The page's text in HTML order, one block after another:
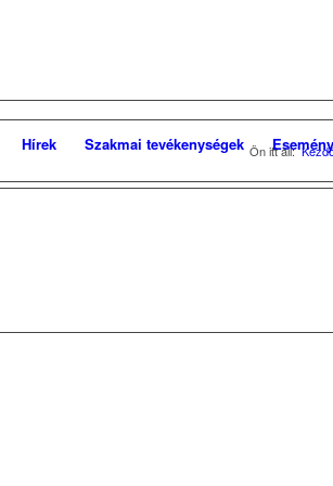
Hírek Szakmai tevékenységek Ön itt áll: